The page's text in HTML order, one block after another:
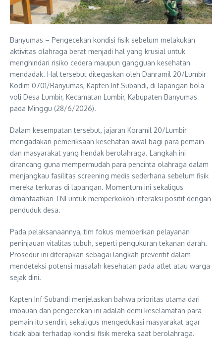
Banyumas – Pengecekan kondisi fisik sebelum melakukan
aktivitas olahraga berat menjadi hal yang krusial untuk
menghindari risiko cedera maupun gangguan kesehatan
mendadak. Hal tersebut ditegaskan oleh Danramil 20/Lumbir
Kodim 0701/Banyumas, Kapten Inf Subandi, di lapangan bola
voli Desa Lumbir, Kecamatan Lumbir, Kabupaten Banyumas
pada Minggu (28/6/2026).
Dalam kesempatan tersebut, jajaran Koramil 20/Lumbir
mengadakan pemeriksaan kesehatan awal bagi para pemain
dan masyarakat yang hendak berolahraga. Langkah ini
dirancang guna mempermudah para pencinta olahraga dalam
menjangkau fasilitas screening medis sederhana sebelum fisik
mereka terkuras di lapangan. Momentum ini sekaligus
dimanfaatkan TNI untuk memperkokoh interaksi positif dengan
penduduk desa.
Pada pelaksanaannya, tim fokus memberikan pelayanan
peninjauan vitalitas tubuh, seperti pengukuran tekanan darah.
Prosedur ini diterapkan sebagai langkah preventif dalam
mendeteksi potensi masalah kesehatan pada atlet atau warga
sejak dini.
Kapten Inf Subandi menjelaskan bahwa prioritas utama dari
imbauan dan pengecekan ini adalah demi keselamatan para
pemain itu sendiri, sekaligus mengedukasi masyarakat agar
tidak abai terhadap kondisi fisik mereka saat berolahraga.